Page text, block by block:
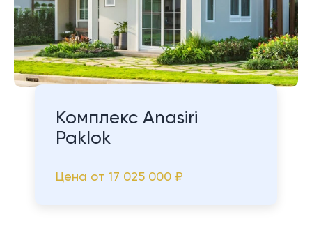
Комплекс Anasiri
Paklok
Цена от 17 025 000 ₽